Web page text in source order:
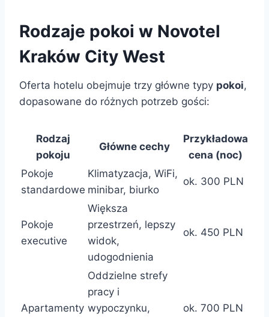
Rodzaje pokoi w Novotel
Kraków City West
Oferta hotelu obejmuje trzy główne typy pokoi,
dopasowane do różnych potrzeb gości:
Rodzaj
pokoju
Główne cechy
Przykładowa
cena (noc)
Pokoje
standardowe
Klimatyzacja, WiFi,
minibar, biurko
ok. 300 PLN
Pokoje
executive
Większa
przestrzeń, lepszy
widok,
udogodnienia
ok. 450 PLN
Apartamenty
Oddzielne strefy
pracy i
wypoczynku,
ok. 700 PLN